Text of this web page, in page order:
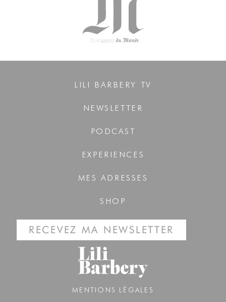
LILI BARBERY TV
NEWSLETTER
PODCAST
EXPERIENCES
MES ADRESSES
SHOP
RECEVEZ MA NEWSLETTER
MENTIONS LÉGALES